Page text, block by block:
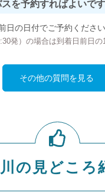
を予約すればよいで
の日付でご予約ください
発）の場合は到着日前日の
その他の質問を見る
の見どころ